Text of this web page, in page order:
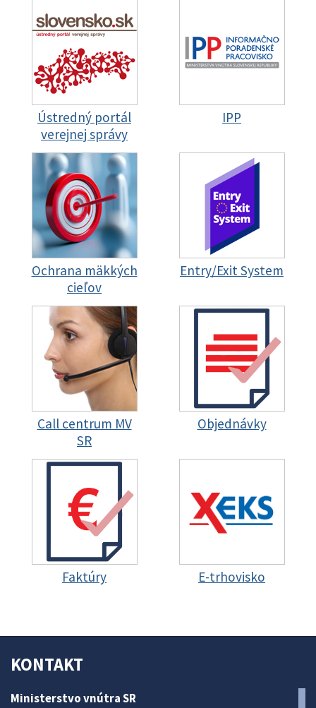
Ústredný portál
verejnej správy
IPP
Ochrana mäkkých
cieľov
Entry/Exit System
Call centrum MV
SR
Objednávky
Faktúry E-trhovisko
KONTAKT
Ministerstvo vnútra SR